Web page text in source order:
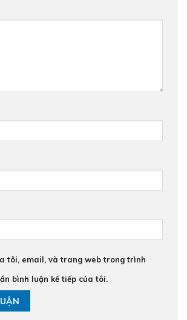
tôi, email, và trang web trong trình
bình luận kế tiếp của tôi.